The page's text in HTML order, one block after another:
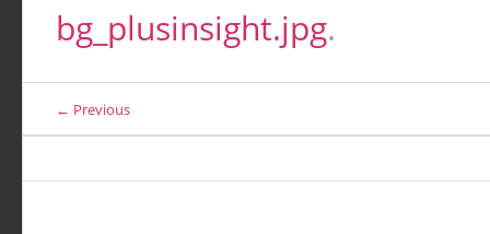
bg_plusinsight.jpg.
← Previous